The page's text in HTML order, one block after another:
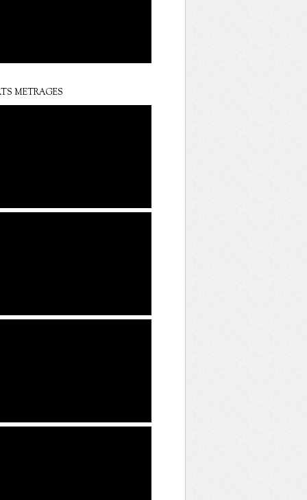
METRAGES